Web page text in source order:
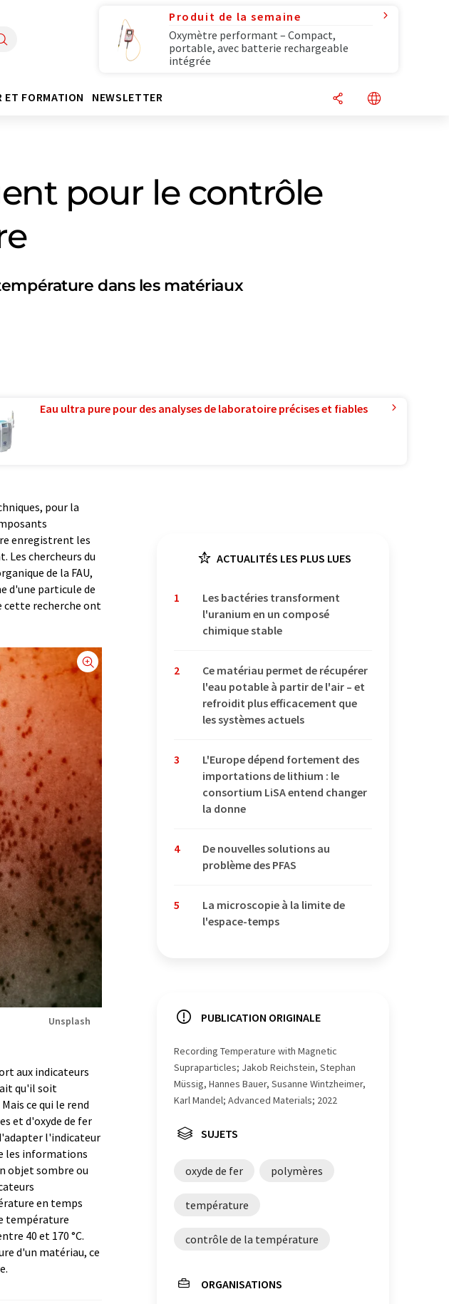
Produit de la semaine
Oxymètre performant – Compact,
portable, avec batterie rechargeable
intégrée
ET FORMATION NEWSLETTER
pour le contrôle
dans les matériaux
Eau ultra pure pour des analyses de laboratoire précises et fiables
pour la
enregistrent les
Les chercheurs du
de la FAU,
d'une particule de
cette recherche ont
Unsplash
aux indicateurs
qu'il soit
ce qui le rend
et d'oxyde de fer
l'indicateur
les informations
objet sombre ou
en temps
température
40 et 170 °C.
d'un matériau, ce
ACTUALITÉS LES PLUS LUES
1
Les bactéries transforment
l'uranium en un composé
chimique stable
2
Ce matériau permet de récupérer
l'eau potable à partir de l'air – et
refroidit plus efficacement que
les systèmes actuels
3
L'Europe dépend fortement des
importations de lithium : le
consortium LiSA entend changer
la donne
4
De nouvelles solutions au
problème des PFAS
5
La microscopie à la limite de
l'espace-temps
PUBLICATION ORIGINALE
Recording Temperature with Magnetic
Supraparticles; Jakob Reichstein, Stephan
Müssig, Hannes Bauer, Susanne Wintzheimer,
Karl Mandel; Advanced Materials; 2022
SUJETS
oxyde de fer polymères
température
contrôle de la température
ORGANISATIONS